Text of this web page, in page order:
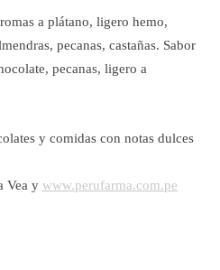
a plátano, ligero hemo,
pecanas, castañas. Sabor
pecanas, ligero a
y comidas con notas dulces
Vea y www.perufarma.com.pe